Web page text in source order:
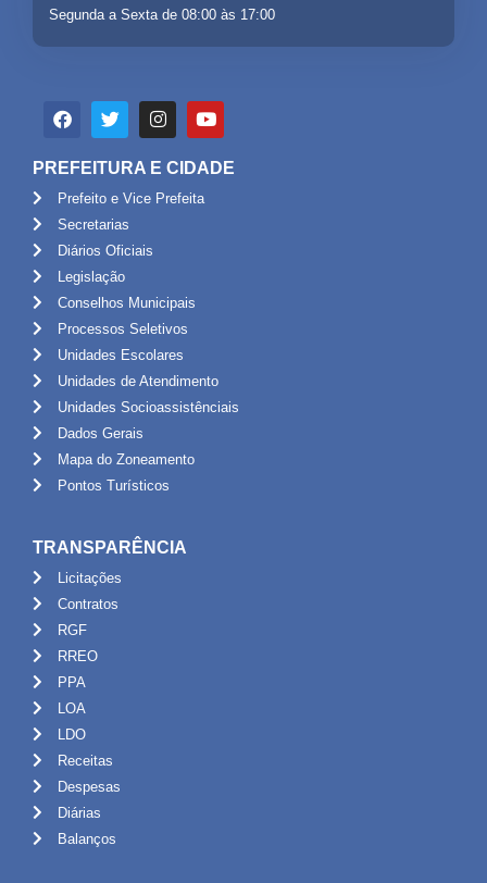
Segunda a Sexta de 08:00 às 17:00
PREFEITURA E CIDADE
Prefeito e Vice Prefeita
Secretarias
Diários Oficiais
Legislação
Conselhos Municipais
Processos Seletivos
Unidades Escolares
Unidades de Atendimento
Unidades Socioassistênciais
Dados Gerais
Mapa do Zoneamento
Pontos Turísticos
TRANSPARÊNCIA
Licitações
Contratos
RGF
RREO
PPA
LOA
LDO
Receitas
Despesas
Diárias
Balanços